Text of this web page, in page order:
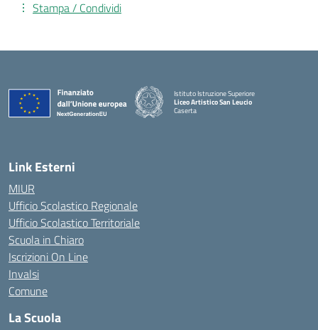
Stampa / Condividi
Istituto Istruzione Superiore
Liceo Artistico San Leucio
Caserta
Link Esterni
MIUR
Ufficio Scolastico Regionale
Ufficio Scolastico Territoriale
Scuola in Chiaro
Iscrizioni On Line
Invalsi
Comune
La Scuola